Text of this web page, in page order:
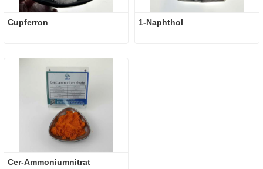
Cupferron 1-Naphthol
Cer-Ammoniumnitrat